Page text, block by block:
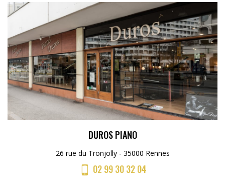
DUROS PIANO
26 rue du Tronjolly - 35000 Rennes
02 99 30 32 04